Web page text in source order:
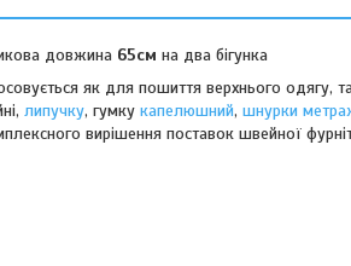
довжина 65см на два бігунка
як для пошиття верхнього одягу,
липучку, гумку капелюшний, шнурки
вирішення поставок швейної